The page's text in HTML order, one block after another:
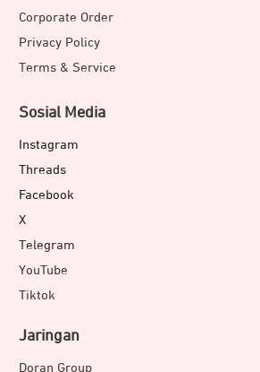
Corporate Order
Privacy Policy
Terms & Service
Sosial Media
Instagram
Threads
Facebook
X
Telegram
YouTube
Tiktok
Jaringan
Doran Group